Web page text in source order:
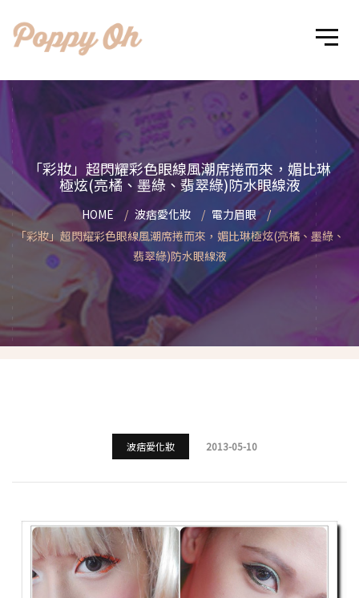
「彩妝」超閃耀彩色眼線風潮席捲而來，媚比琳
極炫(亮橘、墨綠、翡翠綠)防水眼線液
HOME 波痞愛化妝
電力眉眼
「彩妝」超閃耀彩色眼線風潮席捲而來，媚比琳極炫(亮橘、墨綠、
翡翠綠)防水眼線液
波痞愛化妝 2013-05-10